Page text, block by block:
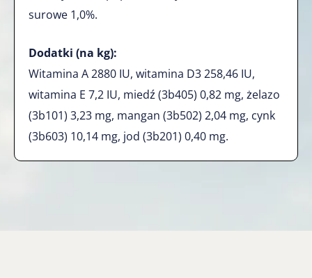
surowe 1,0%.
Dodatki (na kg):
Witamina A 2880 IU, witamina D3 258,46 IU,
witamina E 7,2 IU, miedź (3b405) 0,82 mg, żelazo
(3b101) 3,23 mg, mangan (3b502) 2,04 mg, cynk
(3b603) 10,14 mg, jod (3b201) 0,40 mg.